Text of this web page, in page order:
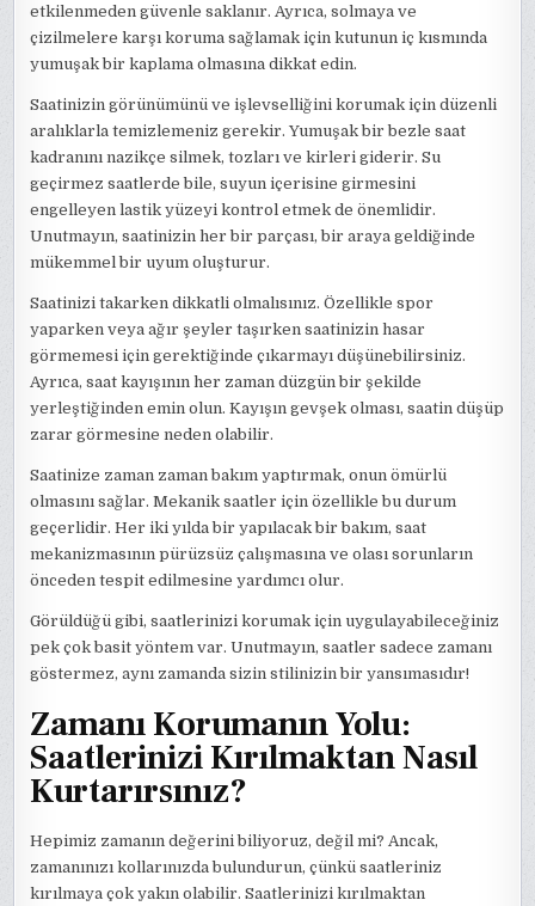
etkilenmeden güvenle saklanır. Ayrıca, solmaya ve
çizilmelere karşı koruma sağlamak için kutunun iç kısmında
yumuşak bir kaplama olmasına dikkat edin.
Saatinizin görünümünü ve işlevselliğini korumak için düzenli
aralıklarla temizlemeniz gerekir. Yumuşak bir bezle saat
kadranını nazikçe silmek, tozları ve kirleri giderir. Su
geçirmez saatlerde bile, suyun içerisine girmesini
engelleyen lastik yüzeyi kontrol etmek de önemlidir.
Unutmayın, saatinizin her bir parçası, bir araya geldiğinde
mükemmel bir uyum oluşturur.
Saatinizi takarken dikkatli olmalısınız. Özellikle spor
yaparken veya ağır şeyler taşırken saatinizin hasar
görmemesi için gerektiğinde çıkarmayı düşünebilirsiniz.
Ayrıca, saat kayışının her zaman düzgün bir şekilde
yerleştiğinden emin olun. Kayışın gevşek olması, saatin düşüp
zarar görmesine neden olabilir.
Saatinize zaman zaman bakım yaptırmak, onun ömürlü
olmasını sağlar. Mekanik saatler için özellikle bu durum
geçerlidir. Her iki yılda bir yapılacak bir bakım, saat
mekanizmasının pürüzsüz çalışmasına ve olası sorunların
önceden tespit edilmesine yardımcı olur.
Görüldüğü gibi, saatlerinizi korumak için uygulayabileceğiniz
pek çok basit yöntem var. Unutmayın, saatler sadece zamanı
göstermez, aynı zamanda sizin stilinizin bir yansımasıdır!
Zamanı Korumanın Yolu:
Saatlerinizi Kırılmaktan Nasıl
Kurtarırsınız?
Hepimiz zamanın değerini biliyoruz, değil mi? Ancak,
zamanınızı kollarınızda bulundurun, çünkü saatleriniz
kırılmaya çok yakın olabilir. Saatlerinizi kırılmaktan